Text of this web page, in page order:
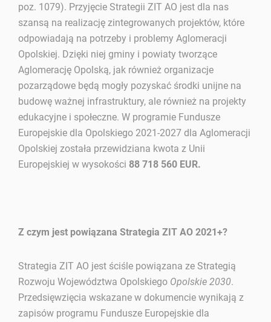
poz. 1079). Przyjęcie Strategii ZIT AO jest dla nas
szansą na realizację zintegrowanych projektów, które
odpowiadają na potrzeby i problemy Aglomeracji
Opolskiej. Dzięki niej gminy i powiaty tworzące
Aglomerację Opolską, jak również organizacje
pozarządowe będą mogły pozyskać środki unijne na
budowę ważnej infrastruktury, ale również na projekty
edukacyjne i społeczne. W programie Fundusze
Europejskie dla Opolskiego 2021-2027 dla Aglomeracji
Opolskiej została przewidziana kwota z Unii
Europejskiej w wysokości88 718 560 EUR.
Z czym jest powiązana Strategia ZIT AO 2021+?
Strategia ZIT AO jest ściśle powiązana ze Strategią
Rozwoju Województwa Opolskiego Opolskie 2030.
Przedsięwzięcia wskazane w dokumencie wynikają z
zapisów programu Fundusze Europejskie dla